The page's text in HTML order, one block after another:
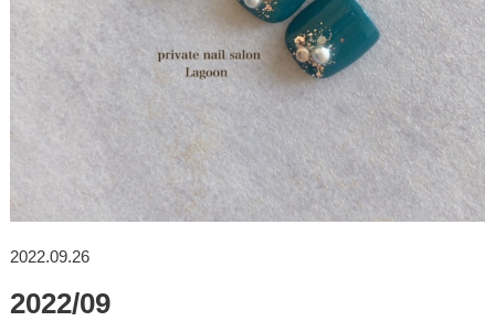
2022.09.26
2022/09